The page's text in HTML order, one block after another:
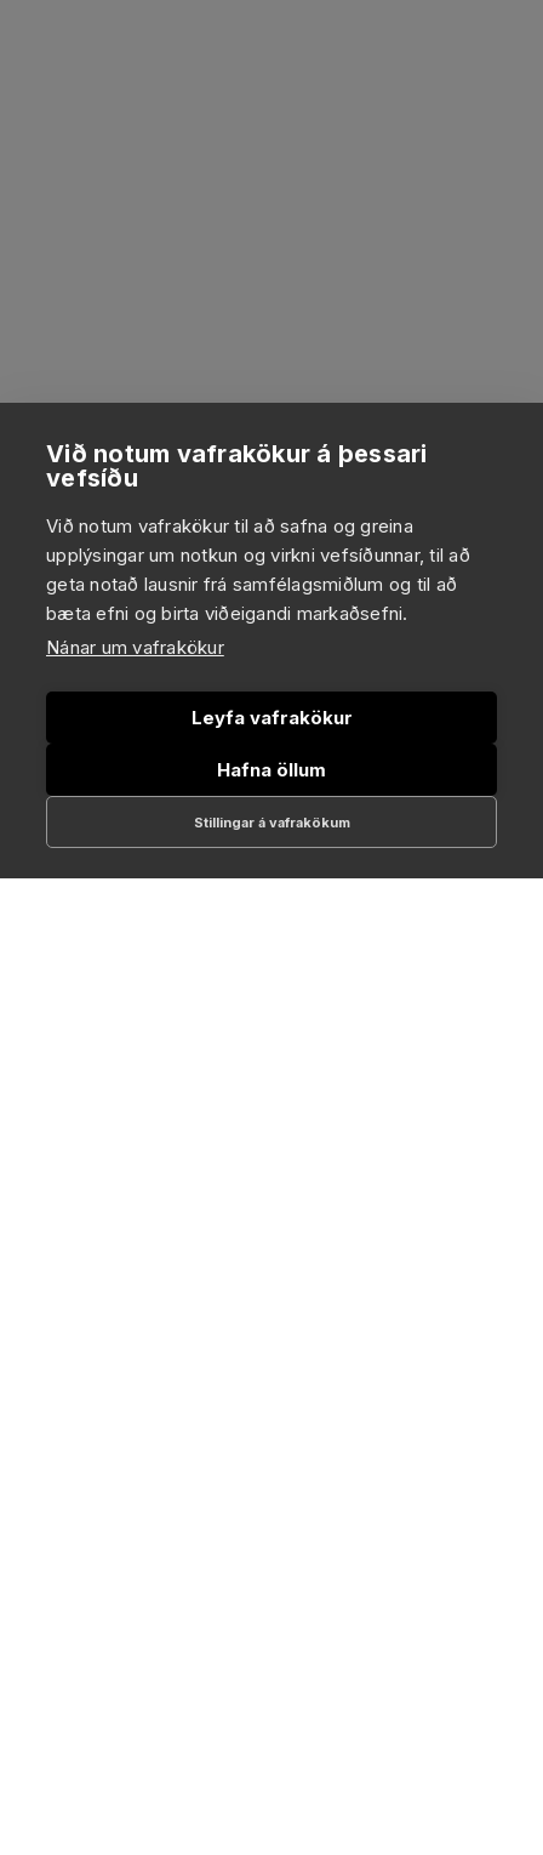
Við notum vafrakökur á þessari
vefsíðu
Við notum vafrakökur til að safna og greina
upplýsingar um notkun og virkni vefsíðunnar, til að
geta notað lausnir frá samfélagsmiðlum og til að
bæta efni og birta viðeigandi markaðsefni.
Nánar um vafrakökur
Leyfa vafrakökur
Hafna öllum
Stillingar á vafrakökum